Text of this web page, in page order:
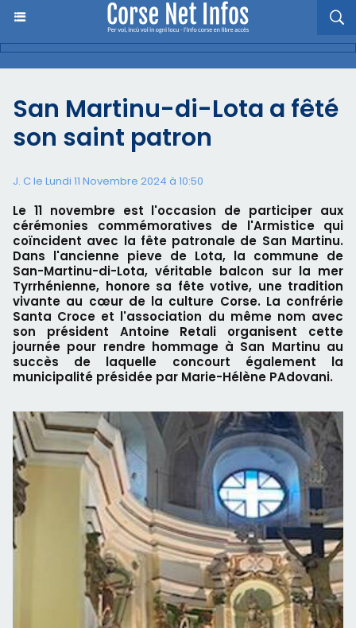
San Martinu-di-Lota a fêté
son saint patron
J. C le Lundi 11 Novembre 2024 à 10:50
Le 11 novembre est l'occasion de participer aux
cérémonies commémoratives de l'Armistice qui
coïncident avec la fête patronale de San Martinu.
Dans l'ancienne pieve de Lota, la commune de
San-Martinu-di-Lota, véritable balcon sur la mer
Tyrrhénienne, honore sa fête votive, une tradition
vivante au cœur de la culture Corse. La confrérie
Santa Croce et l'association du même nom avec
son président Antoine Retali organisent cette
journée pour rendre hommage à San Martinu au
succès de laquelle concourt également la
municipalité présidée par Marie-Hélène PAdovani.